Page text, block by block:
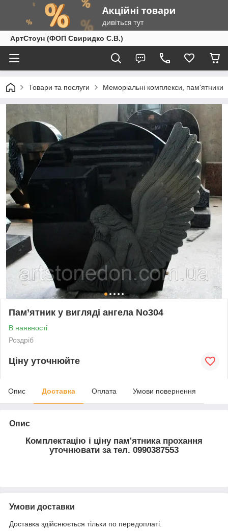
АртСтоун (ФОП Свиридко С.В.)
Товари та послуги Меморіальні комплекси, пам'ятники
Пам’ятник у вигляді ангела No304
В наявності
Роздріб
Ціну уточнюйте
Опис Доставка Оплата Умови повернення
Опис
Комплектацію і ціну пам'ятника прохання
уточнювати за тел. 0990387553
Умови доставки
Доставка здійснюється тільки по передоплаті.